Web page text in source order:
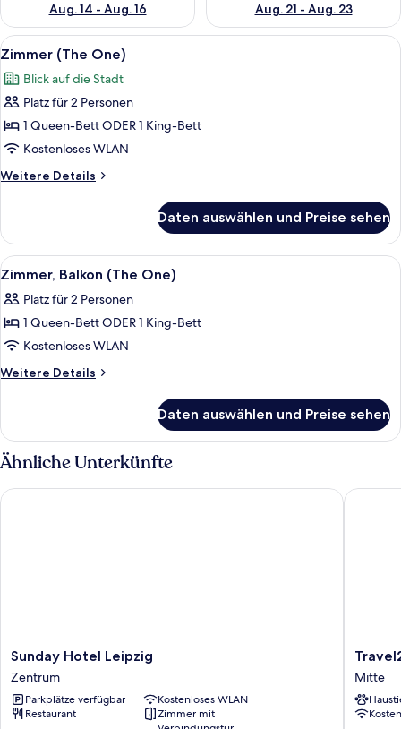
Aug. 14 - Aug. 16
Aug. 21 - Aug. 23
Alle
Fotos
für
Zimmer
(The
One)
anzeigen
Ein Hotelzimmer mit einem großen
6
Zimmer (The One)
Blick auf die Stadt
Platz für 2 Personen
1 Queen-Bett ODER 1 King-Bett
Kostenloses WLAN
Weitere Details
Weitere
(The
One)
Daten auswählen und Preise sehen
Alle
Fotos
für
Zimmer,
Balkon
(The
Ein Hotelzimmer mit einem großen
6
Zimmer, Balkon (The One)
Platz für 2 Personen
1 Queen-Bett ODER 1 King-Bett
Kostenloses WLAN
Weitere Details
Weitere
Balkon
(The
One)
Daten auswählen und Preise sehen
Ähnliche Unterkünfte
Sunday
Hotel
Leipzig
Zentrum
Sunday Hotel Leipzig
Zentrum
Parkplätze verfügbar
Kostenloses WLAN
Restaurant
Zimmer mit
Sunday Hotel Leipzig
Travel24
Hotel
Mitte
Mitte